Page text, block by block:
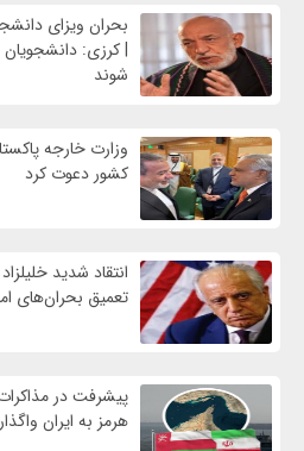
بحران ویزای
| کرزی:
شوند
وزارت خارجه
کشور دعوت کرد
انتقاد شدید
تعمیق بحران‌های
پیشرفت در
هرمز به ایران